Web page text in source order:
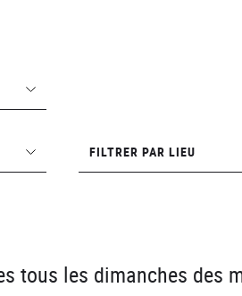
par
lieu
FILTRER PAR LIEU
tous les dimanches des